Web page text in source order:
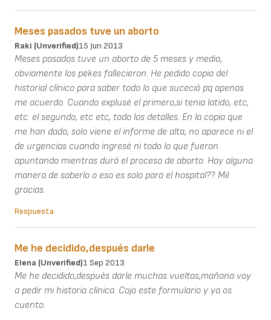
Meses pasados tuve un aborto
Raki (unverified)15 Jun 2013
Meses pasados tuve un aborto de 5 meses y medio,
obviamente los pekes fallecieron. He pedido copia del
historial clínico para saber todo lo que suceció pq apenas
me acuerdo. Cuando explusé el primero,si tenia latido, etc,
etc. el segundo, etc etc, todo los detalles. En la copia que
me han dado, solo viene el informe de alta, no aparece ni el
de urgencias cuando ingresé ni todo lo que fueron
apuntando mientras duró el proceso de aborto. Hay alguna
manera de saberlo o eso es solo para el hospital??. Mil
gracias.
Respuesta
Me he decidido,después darle
Elena (unverified)1 Sep 2013
Me he decidido,después darle muchas vueltas,mañana voy
a pedir mi historia clínica. Cojo este formulario y ya os
cuento.